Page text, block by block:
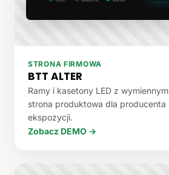
STRONA FIRMOWA
BTT ALTER
Ramy i kasetony LED z
strona produktowa dla producenta
ekspozycji.
Zobacz DEMO →